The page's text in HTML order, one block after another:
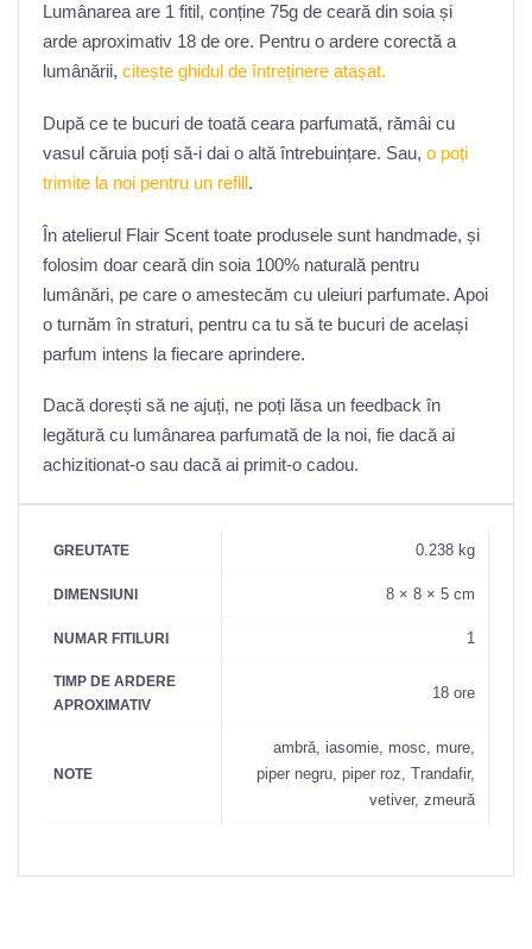
Lumânarea are 1 fitil, conține 75g de ceară din soia și
arde aproximativ 18 de ore. Pentru o ardere corectă a
lumânării, citește ghidul de întreținere atașat.
După ce te bucuri de toată ceara parfumată, rămâi cu
vasul căruia poți să-i dai o altă întrebuințare. Sau, o poți
trimite la noi pentru un refill.
În atelierul Flair Scent toate produsele sunt handmade, și
folosim doar ceară din soia 100% naturală pentru
lumânări, pe care o amestecăm cu uleiuri parfumate. Apoi
o turnăm în straturi, pentru ca tu să te bucuri de același
parfum intens la fiecare aprindere.
Dacă dorești să ne ajuți, ne poți lăsa un feedback în
legătură cu lumânarea parfumată de la noi, fie dacă ai
achizitionat-o sau dacă ai primit-o cadou.
GREUTATE 0.238 kg
DIMENSIUNI 8 × 8 × 5 cm
NUMAR FITILURI 1
TIMP DE ARDERE
APROXIMATIV
18 ore
NOTE
ambră, iasomie, mosc, mure,
piper negru, piper roz, Trandafir,
vetiver, zmeură